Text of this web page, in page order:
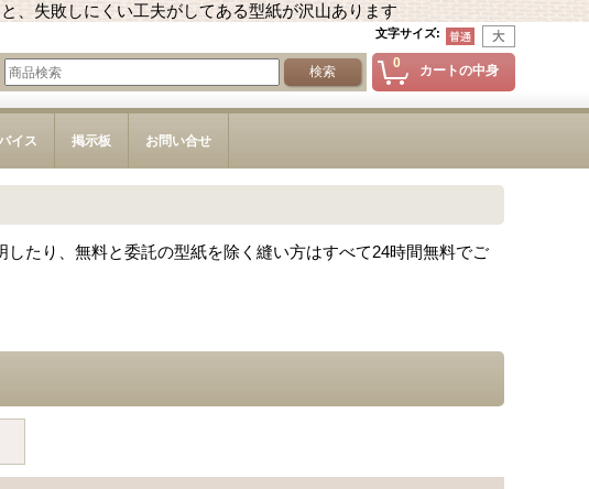
、失敗しにくい工夫がしてある型紙が沢山あります
文字サイズ:
0 カートの中身
イス 掲示板 お問い合せ
たり、無料と委託の型紙を除く縫い方はすべて24時間無料でご